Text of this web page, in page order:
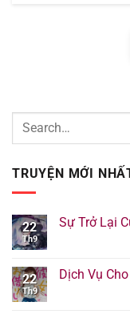
TRUYỆN MỚI
22
Th9
Sự Trở Lại
22
Th9
Dịch Vụ